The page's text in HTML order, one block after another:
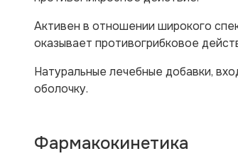
Активен в отношении широкого
оказывает противогрибковое
Натуральные лечебные добавки,
оболочку.
Фармакокинетика